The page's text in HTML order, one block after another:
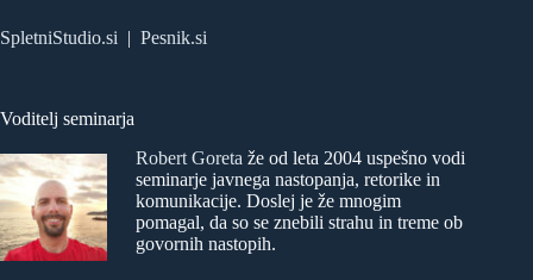
SpletniStudio.si | Pesnik.si
Voditelj seminarja
Robert Goreta že od leta 2004 uspešno vodi
seminarje javnega nastopanja, retorike in
komunikacije. Doslej je že mnogim
pomagal, da so se znebili strahu in treme ob
govornih nastopih.